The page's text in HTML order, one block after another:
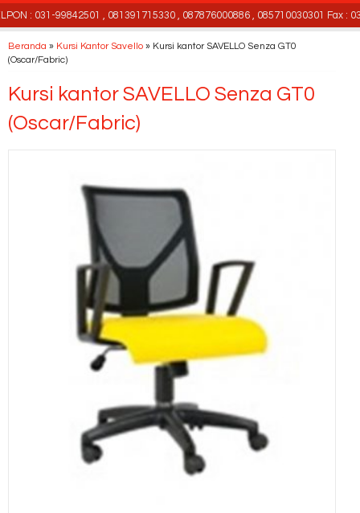
: 031-99842501 , 081391715330 , 087876000886 , 085710030301 Fax :
Beranda » Kursi Kantor Savello » Kursi kantor SAVELLO Senza GT0
(Oscar/Fabric)
Kursi kantor SAVELLO Senza GT0
(Oscar/Fabric)